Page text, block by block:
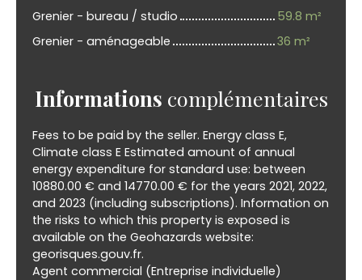
Grenier - bureau / studio
59.8 m²
Grenier - aménageable
36 m²
Informations complémentaires
Fees to be paid by the seller. Energy class E,
Climate class E Estimated amount of annual
energy expenditure for standard use: between
10880.00 € and 14770.00 € for the years 2021, 2022,
and 2023 (including subscriptions). Information on
the risks to which this property is exposed is
available on the Geohazards website:
georisques.gouv.fr.
Agent commercial (Entreprise individuelle)